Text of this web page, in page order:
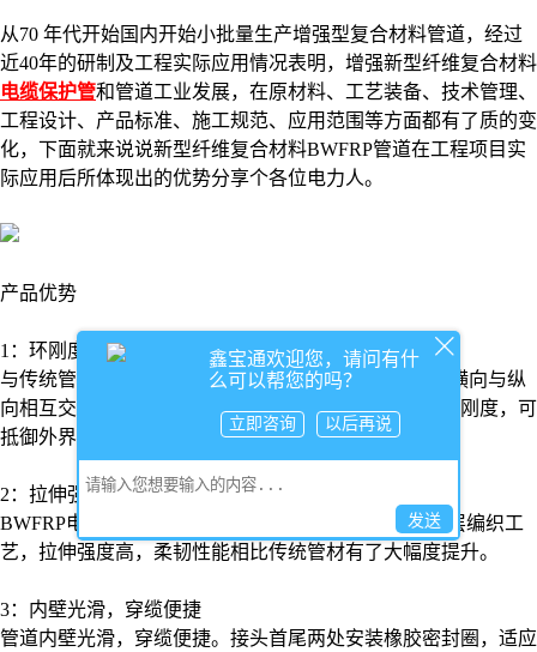
从70 年代开始国内开始小批量生产增强型复合材料管道，经过
近40年的研制及工程实际应用情况表明， 增强新型纤维复合材料
电缆保护管和管道工业发展，在原材料、工艺装备、技术管理、
工程设计、产品标准、施工规范、应用范围等方面都有了质的变
化，下面就来说说新型纤维复合材料BWFRP管道在工程项目实
际应用后所体现出的优势分享个各位电力人。
产品优势
1：环刚度高，抗冲击、抗沉降
与传统管材相比，
BWFRP电力保护管通过高性能纤维横向与纵
向相互交错编织拉挤成型，从物理结构上提升管道的环刚度，可
抵御外界重压和基础沉降所引起的破坏。
2：拉伸强度高
BWFRP电力保护管道编织角度达到120°，采用内外三层编织工
艺，拉伸强度高，柔韧性能相比传统管材有了大幅度提升。
3：内壁光滑，穿缆便捷
管道内壁光滑，穿缆便捷。接头首尾两处安装橡胶密封圈，适应
鑫宝通欢迎您，请问有什
么可以帮您的吗？
立即咨询 以后再说
发送